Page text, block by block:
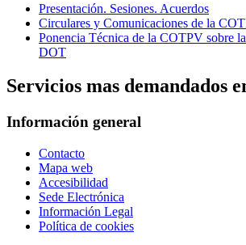
Presentación. Sesiones. Acuerdos
Circulares y Comunicaciones de la
Ponencia Técnica de la COTPV sobre
DOT
Servicios mas demandados
Información general
Contacto
Mapa web
Accesibilidad
Sede Electrónica
Información Legal
Política de cookies